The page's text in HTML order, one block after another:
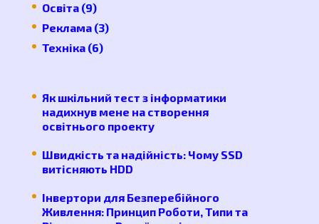
Освіта(9)
Реклама(3)
Техніка(6)
Як шкільний тест з інформатики
надихнув мене на створення
освітнього проекту
Швидкість та надійність: Чому SSD
витісняють HDD
Інвертори для Безперебійного
Живлення: Принцип Роботи, Типи та